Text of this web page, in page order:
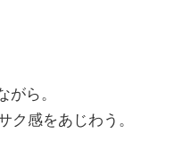
ら。
感をあじわう。